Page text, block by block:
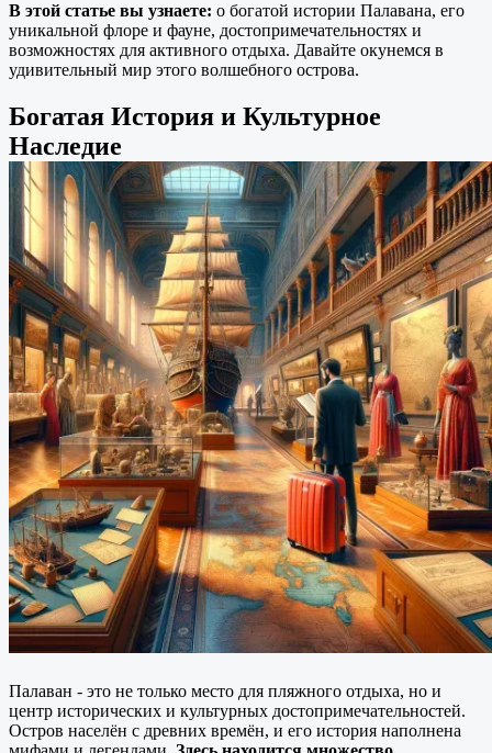
В этой статье вы узнаете: о богатой истории Палавана, его
уникальной флоре и фауне, достопримечательностях и
возможностях для активного отдыха. Давайте окунемся в
удивительный мир этого волшебного острова.
Богатая История и Культурное
Наследие
Палаван - это не только место для пляжного отдыха, но и
центр исторических и культурных достопримечательностей.
Остров населён с древних времён, и его история наполнена